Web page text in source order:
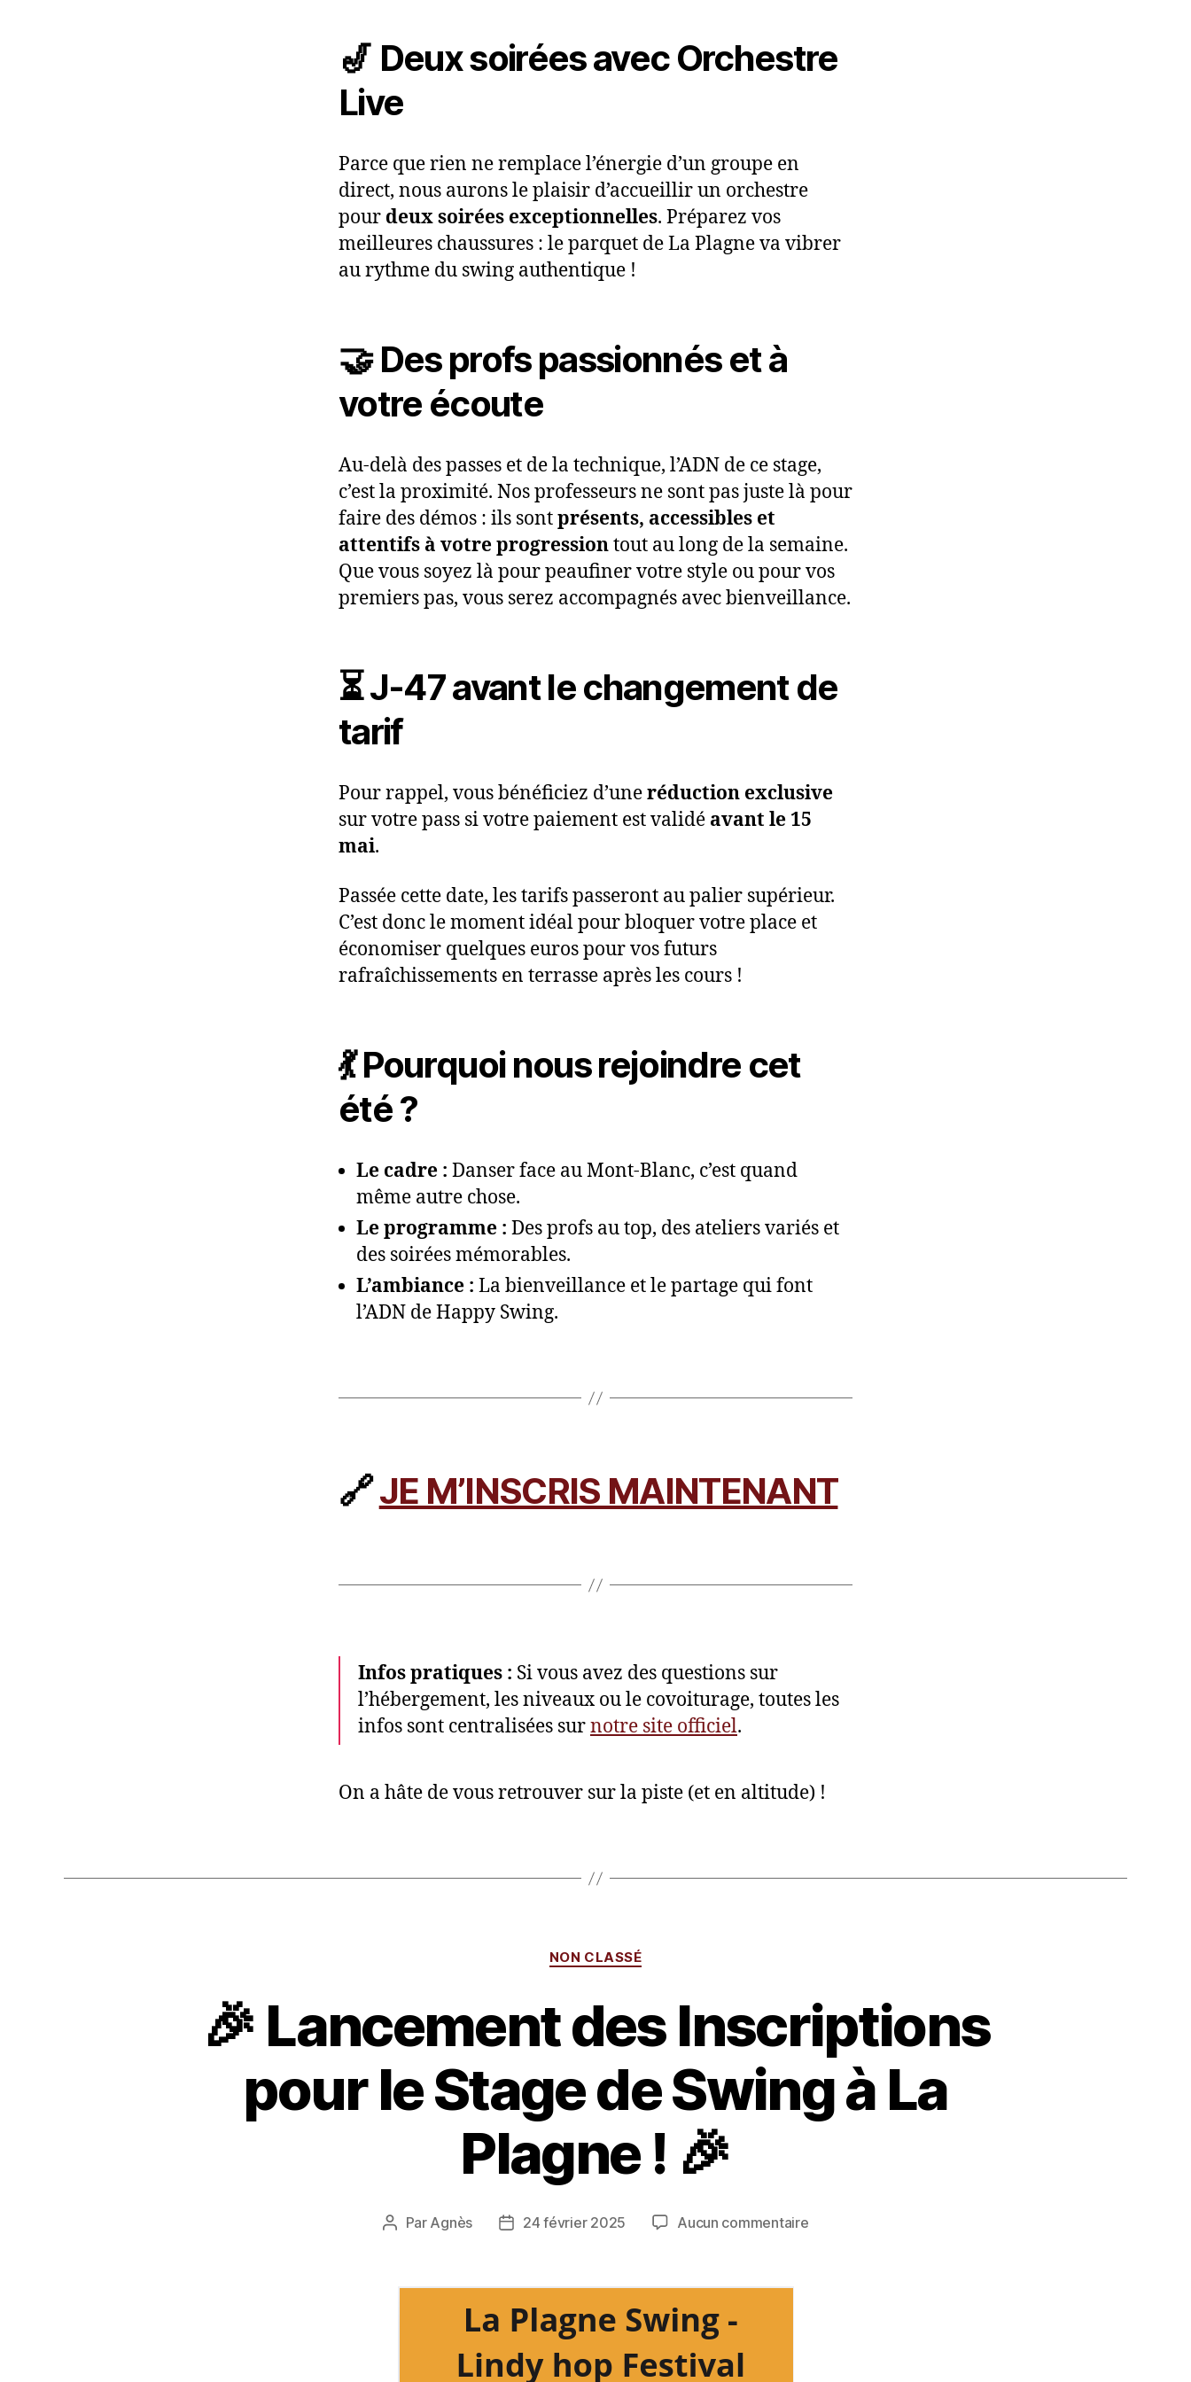
🎷 Deux soirées avec Orchestre
Live
Parce que rien ne remplace l’énergie d’un groupe en
direct, nous aurons le plaisir d’accueillir un orchestre
pour deux soirées exceptionnelles. Préparez vos
meilleures chaussures : le parquet de La Plagne va vibrer
au rythme du swing authentique !
🤝 Des profs passionnés et à
votre écoute
Au-delà des passes et de la technique, l’ADN de ce stage,
c’est la proximité. Nos professeurs ne sont pas juste là pour
faire des démos : ils sontprésents, accessibles et
attentifs à votre progressiontout au long de la semaine.
Que vous soyez là pour peaufiner votre style ou pour vos
premiers pas, vous serez accompagnés avec bienveillance.
⏳ J-47 avant le changement de
tarif
Pour rappel, vous bénéficiez d’uneréduction exclusive
sur votre pass si votre paiement est validé avant le 15
mai.
Passée cette date, les tarifs passeront au palier supérieur.
C’est donc le moment idéal pour bloquer votre place et
économiser quelques euros pour vos futurs
rafraîchissements en terrasse après les cours !
💃 Pourquoi nous rejoindre cet
été ?
Le cadre : Danser face au Mont-Blanc, c’est quand
même autre chose.
Le programme : Des profs au top, des ateliers variés et
des soirées mémorables.
L’ambiance : La bienveillance et le partage qui font
l’ADN de Happy Swing.
🔗JE M’INSCRIS MAINTENANT
Infos pratiques : Si vous avez des questions sur
l’hébergement, les niveaux ou le covoiturage, toutes les
infos sont centralisées surnotre site officiel.
On a hâte de vous retrouver sur la piste (et en altitude) !
Catégories
NON CLASSÉ
🎉 Lancement des Inscriptions
pour le Stage de Swing à La
Plagne ! 🎉
Auteur
Par Agnès
Date24 février 2025 Aucun commentairesur